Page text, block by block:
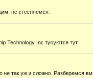
не стесняемся.
Technology Inc тусуются тут.
не так уж и сложно. Разберемся